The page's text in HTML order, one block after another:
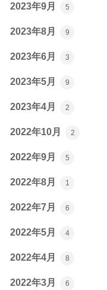
2023年9月 5
2023年8月 9
2023年6月 3
2023年5月 9
2023年4月 2
2022年10月 2
2022年9月 5
2022年8月 1
2022年7月 6
2022年5月 4
2022年4月 8
2022年3月 6